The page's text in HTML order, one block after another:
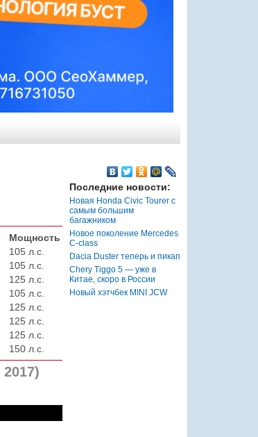
Мощность
105 л.с.
105 л.с.
125 л.с.
105 л.с.
125 л.с.
125 л.с.
125 л.с.
150 л.с.
Последние новости:
Новая Honda Civic Tourer с
самым большим
багажником
Новое поколение Mercedes
C-class
Dacia Duster теперь и пикап
Chery Tiggo 5 — уже в
Китае, скоро в России
Новый хэтчбек MINI JCW